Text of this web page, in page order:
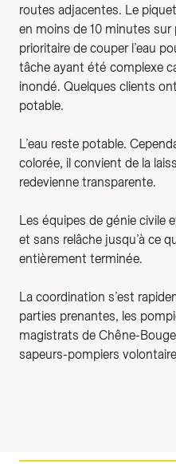
routes adjacentes. Le
en moins de 10 minutes
prioritaire de couper l’eau
tâche ayant été complexe
inondé. Quelques clients
potable.
L’eau reste potable.
colorée, il convient de la
redevienne transparente.
Les équipes de génie civile
et sans relâche jusqu’à ce
entièrement terminée.
La coordination s’est
parties prenantes, les
magistrats de Chêne-
sapeurs-pompiers